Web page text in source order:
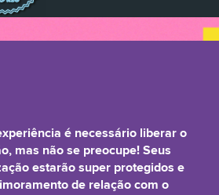
é necessário liberar o
mas não se preocupe! Seus
estarão super protegidos e
de relação com o